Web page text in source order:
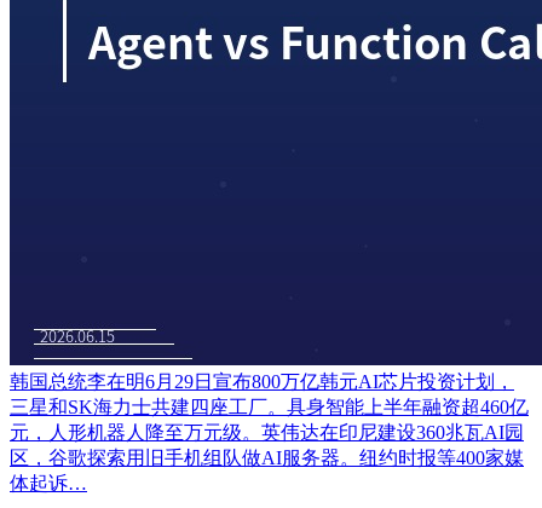
韩国总统李在明6月29日宣布800万亿韩元AI芯片投资计划，
三星和SK海力士共建四座工厂。具身智能上半年融资超460亿
元，人形机器人降至万元级。英伟达在印尼建设360兆瓦AI园
区，谷歌探索用旧手机组队做AI服务器。纽约时报等400家媒
体起诉…